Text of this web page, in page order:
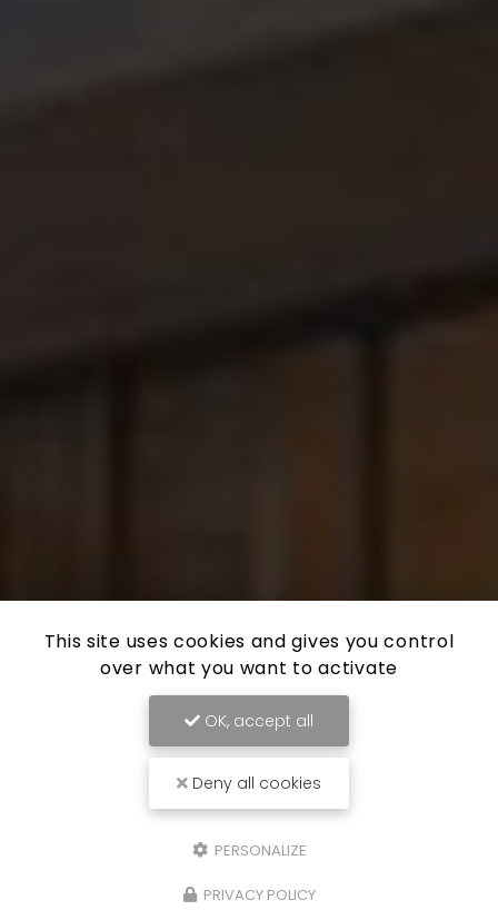
This site uses cookies and gives you control
over what you want to activate
OK, accept all
Deny all cookies
PERSONALIZE
PRIVACY POLICY